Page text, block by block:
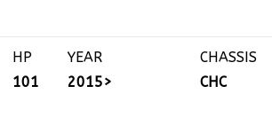
HP
101
YEAR
2015>
CHASSIS
CHC